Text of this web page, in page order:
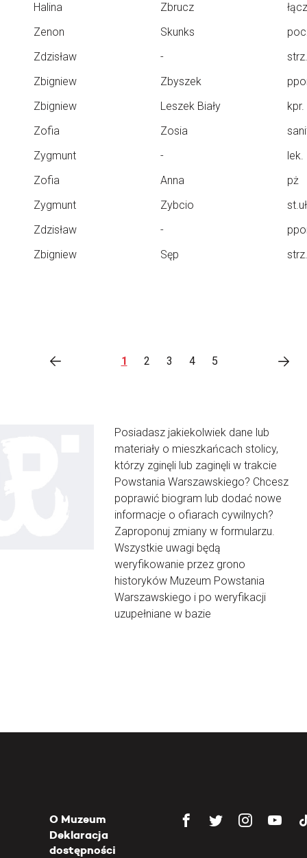
Halina Zbrucz
Zenon Skunks
Zdzisław - strz.
Zbigniew Zbyszek
Zbigniew Leszek Biały kpr.
Zofia Zosia
Zygmunt - lek.
Zofia Anna pż
Zygmunt Zybcio
Zdzisław -
Zbigniew Sęp strz.
1 2 3 4 5
Posiadasz jakiekolwiek dane lub
materiały o mieszkańcach stolicy,
którzy zginęli lub zaginęli w trakcie
Powstania Warszawskiego? Chcesz
poprawić biogram lub dodać nowe
informacje o ofiarach cywilnych?
Zaproponuj zmiany w formularzu.
Wszystkie uwagi będą
weryfikowanie przez grono
historyków Muzeum Powstania
Warszawskiego i po weryfikacji
uzupełniane w bazie
O Muzeum
Deklaracja
dostępności